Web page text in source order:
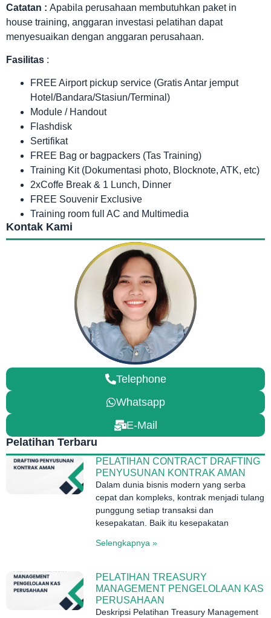
Catatan : Apabila perusahaan membutuhkan paket in
house training, anggaran investasi pelatihan dapat
menyesuaikan dengan anggaran perusahaan.
Fasilitas :
FREE Airport pickup service (Gratis Antar jemput
Hotel/Bandara/Stasiun/Terminal)
Module / Handout
Flashdisk
Sertifikat
FREE Bag or bagpackers (Tas Training)
Training Kit (Dokumentasi photo, Blocknote, ATK, etc)
2xCoffe Break & 1 Lunch, Dinner
FREE Souvenir Exclusive
Training room full AC and Multimedia
Kontak Kami
Telephone
Whatsapp
E-Mail
Pelatihan Terbaru
PELATIHAN CONTRACT DRAFTING
PENYUSUNAN KONTRAK AMAN
Dalam dunia bisnis modern yang serba
cepat dan kompleks, kontrak menjadi tulang
punggung setiap transaksi dan
kesepakatan. Baik itu kesepakatan
Selengkapnya »
PELATIHAN TREASURY
MANAGEMENT PENGELOLAAN KAS
PERUSAHAAN
Deskripsi Pelatihan Treasury Management